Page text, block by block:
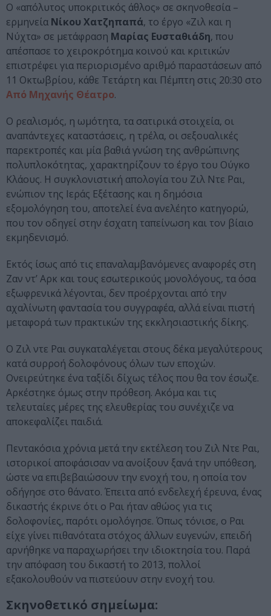
Ο «απόλυτος υποκριτικός άθλος» σε σκηνοθεσία –
ερμηνεία Νίκου Χατζηπαπά, το έργο «Ζιλ και η
Νύχτα» σε μετάφραση Μαρίας Ευσταθιάδη, που
απέσπασε το χειροκρότημα κοινού και κριτικών
επιστρέφει για περιορισμένο αριθμό παραστάσεων από
11 Οκτωβρίου, κάθε Τετάρτη και Πέμπτη στις 20:30 στο
Από Μηχανής Θέατρο.
Ο ρεαλισμός, η ωμότητα, τα σατιρικά στοιχεία, οι
αναπάντεχες καταστάσεις, η τρέλα, οι σεξουαλικές
παρεκτροπές και μία βαθιά γνώση της ανθρώπινης
πολυπλοκότητας, χαρακτηρίζουν το έργο του Ούγκο
Κλάους. Η συγκλονιστική απολογία του Ζιλ Ντε Ραι,
ενώπιον της Ιεράς Εξέτασης και η δημόσια
εξομολόγηση του, αποτελεί ένα ανελέητο κατηγορώ,
που τον οδηγεί στην έσχατη ταπείνωση και τον βίαιο
εκμηδενισμό.
Εκτός ίσως από τις επαναλαμβανόμενες αναφορές στη
Ζαν ντ’ Αρκ και τους εσωτερικούς μονολόγους, τα όσα
εξωφρενικά λέγονται, δεν προέρχονται από την
αχαλίνωτη φαντασία του συγγραφέα, αλλά είναι πιστή
μεταφορά των πρακτικών της εκκλησιαστικής δίκης.
Ο Ζιλ ντε Ραι συγκαταλέγεται στους δέκα μεγαλύτερους
κατά συρροή δολοφόνους όλων των εποχών.
Ονειρεύτηκε ένα ταξίδι δίχως τέλος που θα τον έσωζε.
Αρκέστηκε όμως στην πρόθεση. Ακόμα και τις
τελευταίες μέρες της ελευθερίας του συνέχιζε να
αποκεφαλίζει παιδιά.
Πεντακόσια χρόνια μετά την εκτέλεση του Ζιλ Ντε Ραι,
ιστορικοί αποφάσισαν να ανοίξουν ξανά την υπόθεση,
ώστε να επιβεβαιώσουν την ενοχή του, η οποία τον
οδήγησε στο θάνατο. Έπειτα από ενδελεχή έρευνα, ένας
δικαστής έκρινε ότι ο Ραι ήταν αθώος για τις
δολοφονίες, παρότι ομολόγησε. Όπως τόνισε, ο Ραι
είχε γίνει πιθανότατα στόχος άλλων ευγενών, επειδή
αρνήθηκε να παραχωρήσει την ιδιοκτησία του. Παρά
την απόφαση του δικαστή το 2013, πολλοί
εξακολουθούν να πιστεύουν στην ενοχή του.
Σκηνοθετικό σημείωμα: